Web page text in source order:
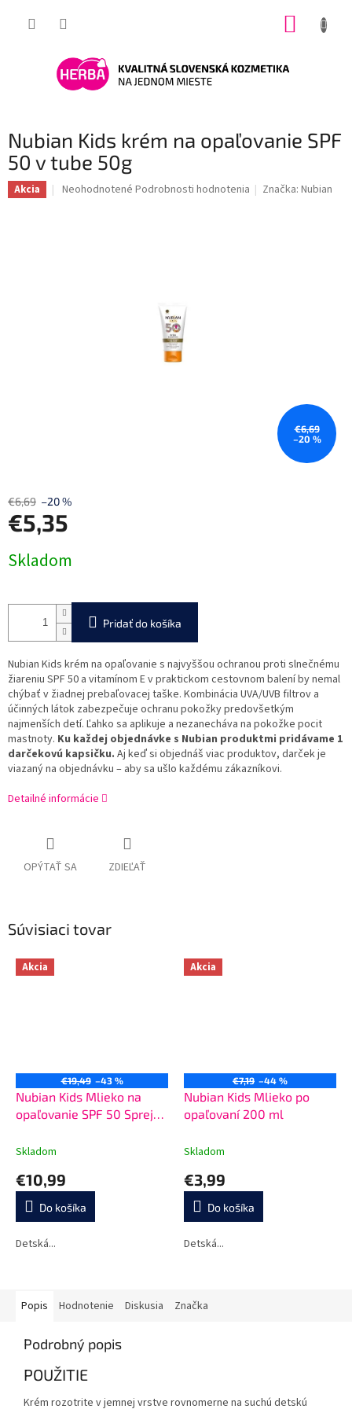
Nubian Kids krém na opaľovanie SPF
50 v tube 50g
Akcia
Priemerné
Neohodnotené Podrobnosti hodnotenia Značka:Nubian
€6,69
–20 %
€6,69 –20 %
€5,35
cena:
Skladom
Pridať do košíka
Nubian Kids krém na opaľovanie s najvyššou ochranou proti slnečnému
žiareniu SPF 50 a vitamínom E v praktickom cestovnom balení by nemal
chýbať v žiadnej prebaľovacej taške. Kombinácia UVA/UVB filtrov a
účinných látok zabezpečuje ochranu pokožky predovšetkým
najmenších detí. Ľahko sa aplikuje a nezanecháva na pokožke pocit
mastnoty. Ku každej objednávke s Nubian produktmi pridávame 1
darčekovú kapsičku. Aj keď si objednáš viac produktov, darček je
viazaný na objednávku – aby sa ušlo každému zákazníkovi.
Detailné informácie
OPÝTAŤ SA ZDIEĽAŤ
Súvisiaci tovar
Akcia
€19,49 –43 %
Nubian Kids Mlieko na
opaľovanie SPF 50 Sprej
Skladom
€10,99
Do košíka
Detská...
Akcia
€7,19 –44 %
Nubian Kids Mlieko po
opaľovaní 200 ml
Skladom
€3,99
Do košíka
Detská...
Popis Hodnotenie Diskusia Značka
Podrobný popis
POUŽITIE
Krém rozotrite v jemnej vrstve rovnomerne na suchú detskú